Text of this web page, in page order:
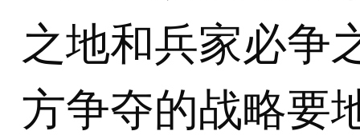
之地和兵家必争
方争夺的战略要